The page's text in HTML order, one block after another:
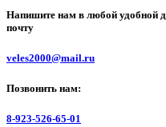
Напишите нам в любой удобной
почту
veles2000@mail.ru
Позвонить нам:
8-923-526-65-01